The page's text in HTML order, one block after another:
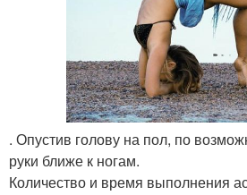
. Опустив голову на пол, по
руки ближе к ногам.
Количество и время выполнения